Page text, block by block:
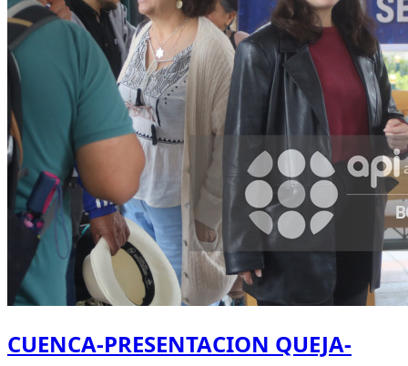
CUENCA-PRESENTACION QUEJA-